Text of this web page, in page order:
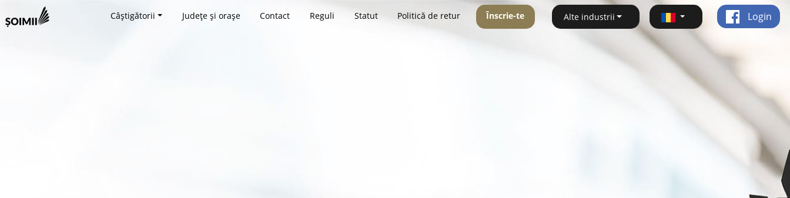
Câștigătorii Județe și orașe Contact Reguli Statut Politică de retur Înscrie-te Alte industrii Login